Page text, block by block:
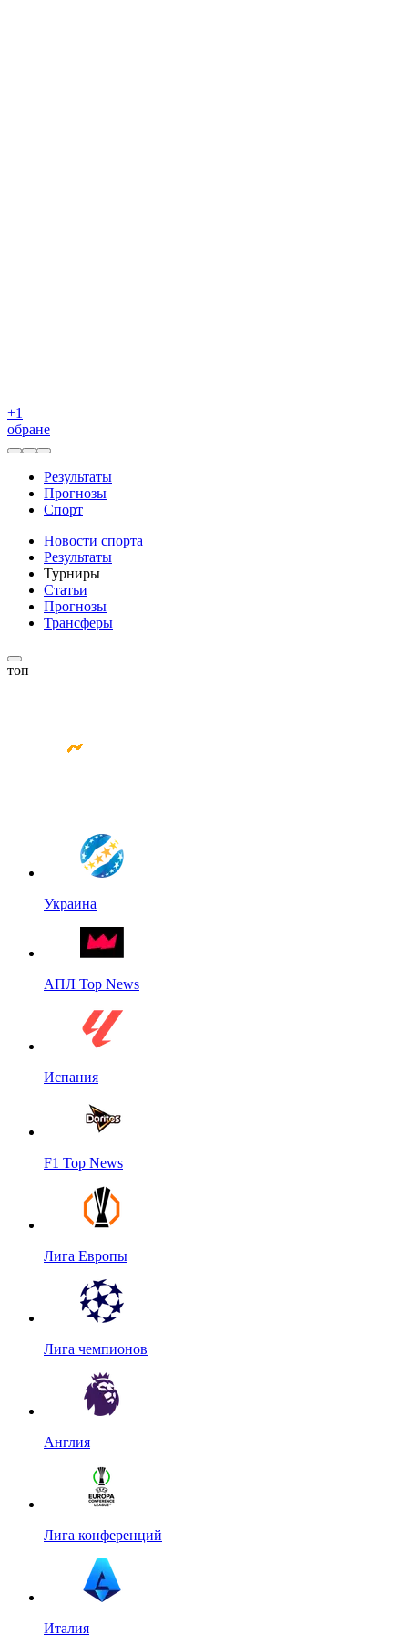
+1
обране
Результаты
Прогнозы
Спорт
Новости спорта
Результаты
Турниры
Статьи
Прогнозы
Трансферы
топ
Украина
АПЛ Top News
Испания
F1 Top News
Лига Европы
Лига чемпионов
Англия
Лига конференций
Италия